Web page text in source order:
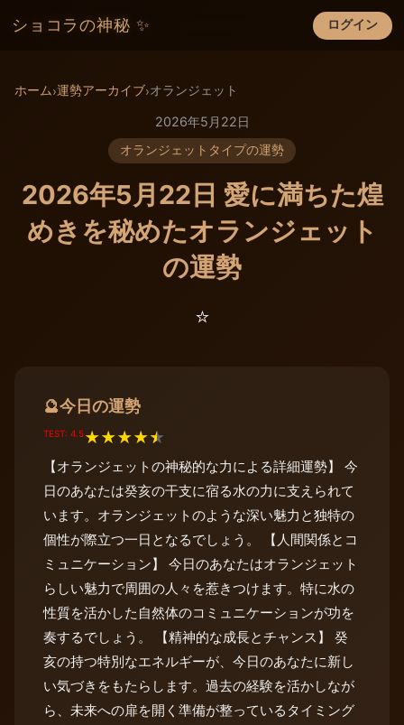
ショコラの神秘 ✨ ログイン
×
ホーム›運勢アーカイブ›オランジェット
2026年5月22日
オランジェットタイプの運勢
2026年5月22日 愛に満ちた煌
めきを秘めたオランジェット
の運勢
⭐️
🔮今日の運勢
TEST: 4.5★★★★★
【オランジェットの神秘的な力による詳細運勢】 今
日のあなたは癸亥の干支に宿る水の力に支えられて
います。オランジェットのような深い魅力と独特の
個性が際立つ一日となるでしょう。 【人間関係とコ
ミュニケーション】 今日のあなたはオランジェット
らしい魅力で周囲の人々を惹きつけます。特に水の
性質を活かした自然体のコミュニケーションが功を
奏するでしょう。 【精神的な成長とチャンス】 癸
亥の持つ特別なエネルギーが、今日のあなたに新し
い気づきをもたらします。過去の経験を活かしなが
ら、未来への扉を開く準備が整っているタイミング